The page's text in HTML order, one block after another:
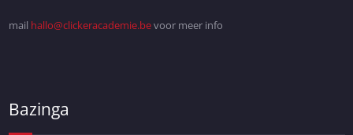
mail hallo@clickeracademie.bevoor meer info
Bazinga